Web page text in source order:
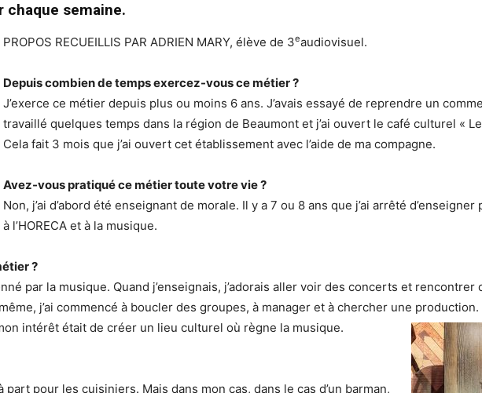
chaque semaine.
PROPOS RECUEILLIS PAR ADRIEN MARY, élève de 3eaudiovisuel.
Depuis combien de temps exercez-vous ce métier ?
J’exerce ce métier depuis plus ou moins 6 ans. J’avais essayé de reprendre un
travaillé quelques temps dans la région de Beaumont et j’ai ouvert le café culturel «
Cela fait 3 mois que j’ai ouvert cet établissement avec l’aide de ma compagne.
Avez-vous pratiqué ce métier toute votre vie ?
Non, j’ai d’abord été enseignant de morale. Il y a 7 ou 8 ans que j’ai arrêté
à l’HORECA et à la musique.
?
par la musique. Quand j’enseignais, j’adorais aller voir des concerts et
j’ai commencé à boucler des groupes, à manager et à chercher une
intérêt était de créer un lieu culturel où règne la musique.
part pour les cuisiniers. Mais dans mon cas, dans le cas d’un barman,